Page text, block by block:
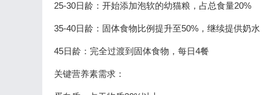
25-30日龄：开始添加泡软的幼猫粮，占总食量20%
35-40日龄：固体食物比例提升至50%，继续提供奶水
45日龄：完全过渡到固体食物，每日4餐
关键营养素需求：